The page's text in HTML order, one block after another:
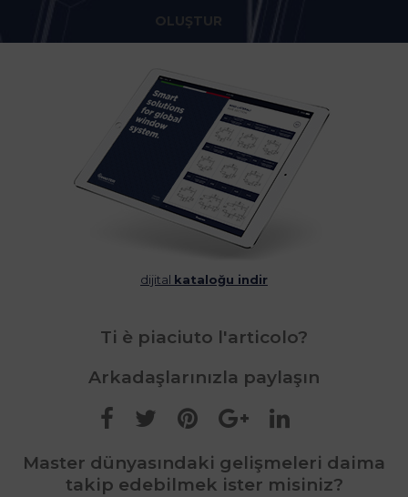
OLUŞTUR
dijital kataloğu indir
Ti è piaciuto l'articolo?
Arkadaşlarınızla paylaşın
Master dünyasındaki gelişmeleri daima
takip edebilmek ister misiniz?